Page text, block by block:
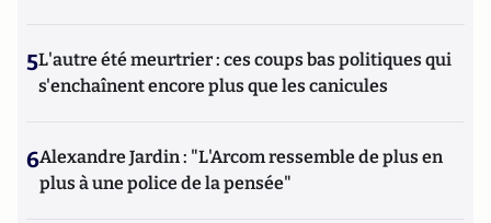
5L'autre été meurtrier : ces coups bas politiques qui
s'enchaînent encore plus que les canicules
6Alexandre Jardin : "L'Arcom ressemble de plus en
plus à une police de la pensée"